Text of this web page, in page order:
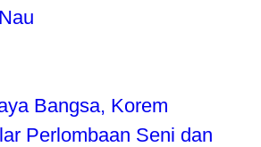
Bangsa, Korem
Perlombaan Seni dan